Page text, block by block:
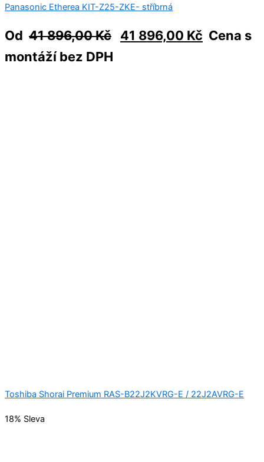
Panasonic Etherea KIT-Z25-ZKE- stříbrná
Od 41 896,00Kč 41 896,00 Kč Cena s
montáží bez DPH
Toshiba Shorai Premium RAS-B22J2KVRG-E / 22J2AVRG-E
18% Sleva